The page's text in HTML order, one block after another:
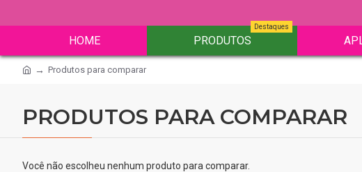
HOME PRODUTOS
Destaques
Produtos para comparar
PRODUTOS PARA COMPARAR
Você não escolheu nenhum produto para comparar.